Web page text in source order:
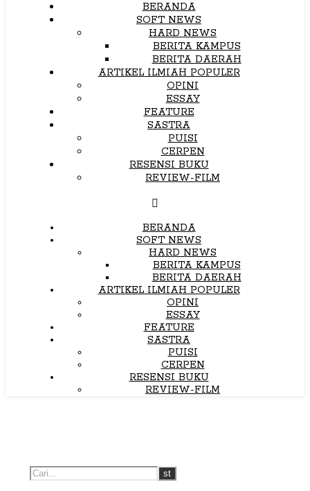
BERANDA
SOFT NEWS
HARD NEWS
BERITA KAMPUS
BERITA DAERAH
ARTIKEL ILMIAH POPULER
OPINI
ESSAY
FEATURE
SASTRA
PUISI
CERPEN
RESENSI BUKU
REVIEW-FILM
BERANDA
SOFT NEWS
HARD NEWS
BERITA KAMPUS
BERITA DAERAH
ARTIKEL ILMIAH POPULER
OPINI
ESSAY
FEATURE
SASTRA
PUISI
CERPEN
RESENSI BUKU
REVIEW-FILM